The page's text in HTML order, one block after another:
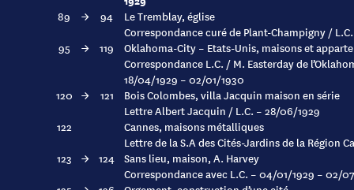
89 → 94
Le Tremblay, église
Correspondance curé de Plant-Champigny /
95
→ 119
Oklahoma-City – Etats-Unis, maisons et
Correspondance L.C. / M. Easterday de
18/04/1929 – 02/01/1930
120 → 121
Bois Colombes, villa Jacquin maison en série
Lettre Albert Jacquin / L.C. – 28/06/1929
122
Cannes, maisons métalliques
Lettre de la S.A des Cités-Jardins de la Région
123
→ 124 Sans lieu, maison, A. Harvey
Correspondance avec L.C. – 04/01/1929 – 02/